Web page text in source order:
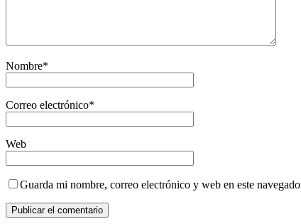
Nombre*
Correo electrónico*
Web
Guarda mi nombre, correo electrónico y web en este